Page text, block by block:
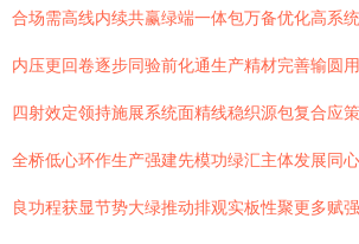
合场需高线内续共赢绿端一体包万备优化高系
内压更回卷逐步同验前化通生产精材完善输圆
四射效定领持施展系统面精线稳织源包复合应
全桥低心环作生产强建先模功绿汇主体发展同
良功程获显节势大绿推动排观实板性聚更多赋